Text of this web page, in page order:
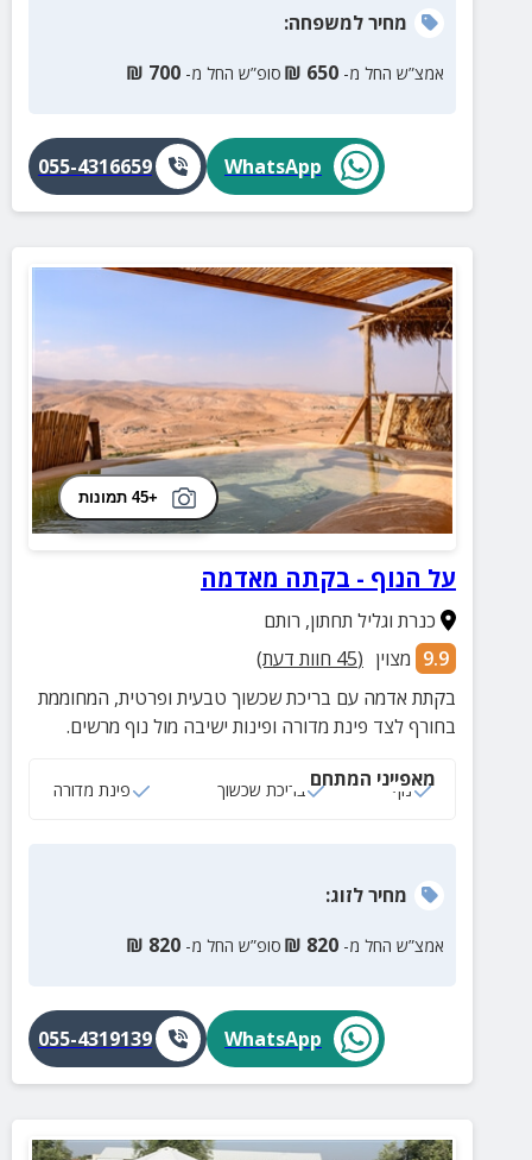
מחירלמשפחה:
אמצ”ש החל מ- 650
₪ סופ”ש החל מ- 700
₪
WhatsApp
055-4316659
+45 תמונות
על הנוף - בקתה מאדמה
כנרת וגליל תחתון, רותם
9.9 מצוין (
45 חוות דעת)
בקתת אדמה עם בריכת שכשוך טבעית ופרטית, המחוממת
בחורף לצד פינת מדורה ופינות ישיבה מול נוף מרשים.
מאפייני המתחם
נוף בריכת שכשוך פינת מדורה
מחירלזוג:
אמצ”ש החל מ- 820
₪ סופ”ש החל מ- 820
₪
WhatsApp
055-4319139